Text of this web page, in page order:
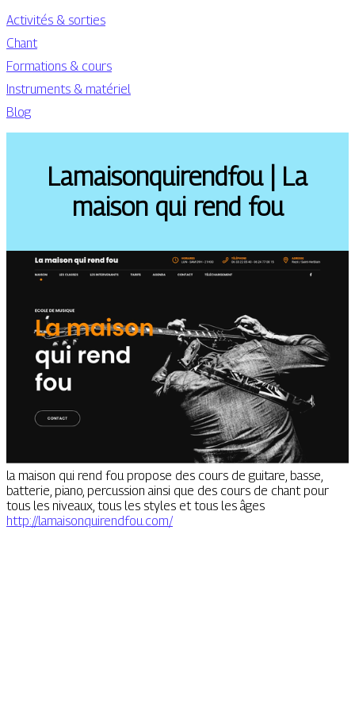
Activités & sorties
Chant
Formations & cours
Instruments & matériel
Blog
Lamaison­qui­rendfou | La
maison qui rend fou
la maison qui rend fou propose des cours de guitare, basse,
batterie, piano, percussion ainsi que des cours de chant pour
tous les niveaux, tous les styles et tous les âges
http://lamaisonquirendfou.com/